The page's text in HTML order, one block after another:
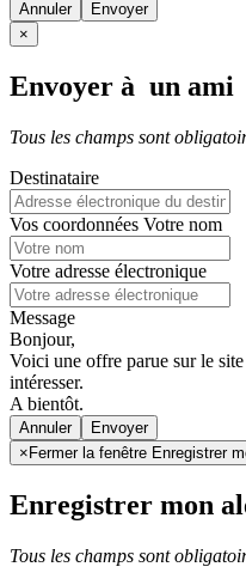
Annuler
×
Envoyer à un ami
Tous les champs sont
Destinataire
Vos coordonnées Votre nom
Votre adresse électronique
Message
Bonjour,
Voici une offre parue sur le
intéresser.
A bientôt.
Annuler
× Fermer la fenêtre Enregistrer
Enregistrer mon
Tous les champs sont